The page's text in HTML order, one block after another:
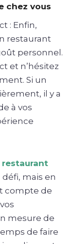
chez vous
: Enfin,
restaurant
personnel.
et n’hésitez
Si un
il y a
à vos
restaurant
mais en
compte de
mesure de
de faire